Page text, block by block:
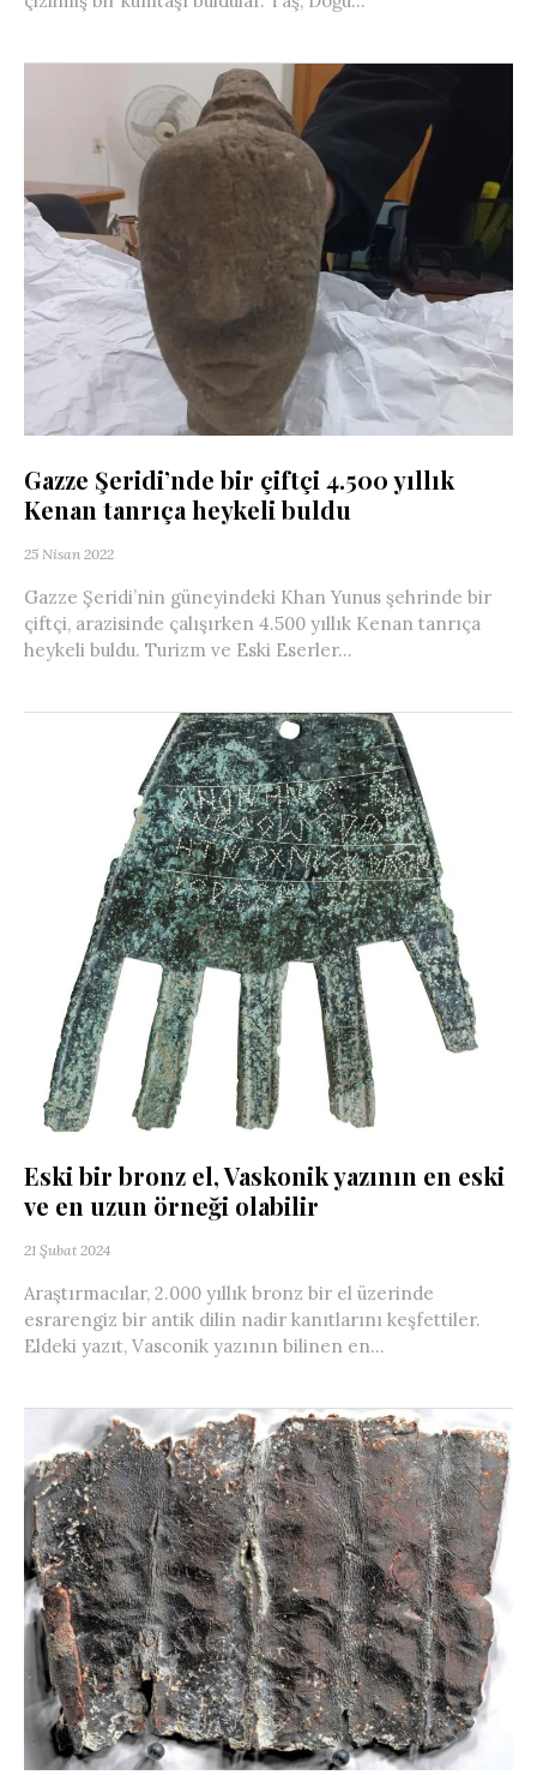
Gazze Şeridi’nde bir çiftçi 4.500 yıllık
Kenan tanrıça heykeli buldu
25 Nisan 2022
Gazze Şeridi’nin güneyindeki Khan Yunus şehrinde bir
çiftçi, arazisinde çalışırken 4.500 yıllık Kenan tanrıça
heykeli buldu. Turizm ve Eski Eserler...
Eski bir bronz el, Vaskonik yazının en eski
ve en uzun örneği olabilir
21 Şubat 2024
Araştırmacılar, 2.000 yıllık bronz bir el üzerinde
esrarengiz bir antik dilin nadir kanıtlarını keşfettiler.
Eldeki yazıt, Vasconik yazının bilinen en...